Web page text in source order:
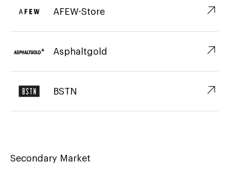
AFEW-Store ↗︎
Asphaltgold ↗︎
BSTN ↗︎
Secondary Market